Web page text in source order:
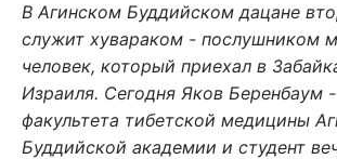
В Агинском Буддийском дацане
служит хувараком - послушником
человек, который приехал в
Израиля. Сегодня Яков Беренбаум -
факультета тибетской медицины
Буддийской академии и студент